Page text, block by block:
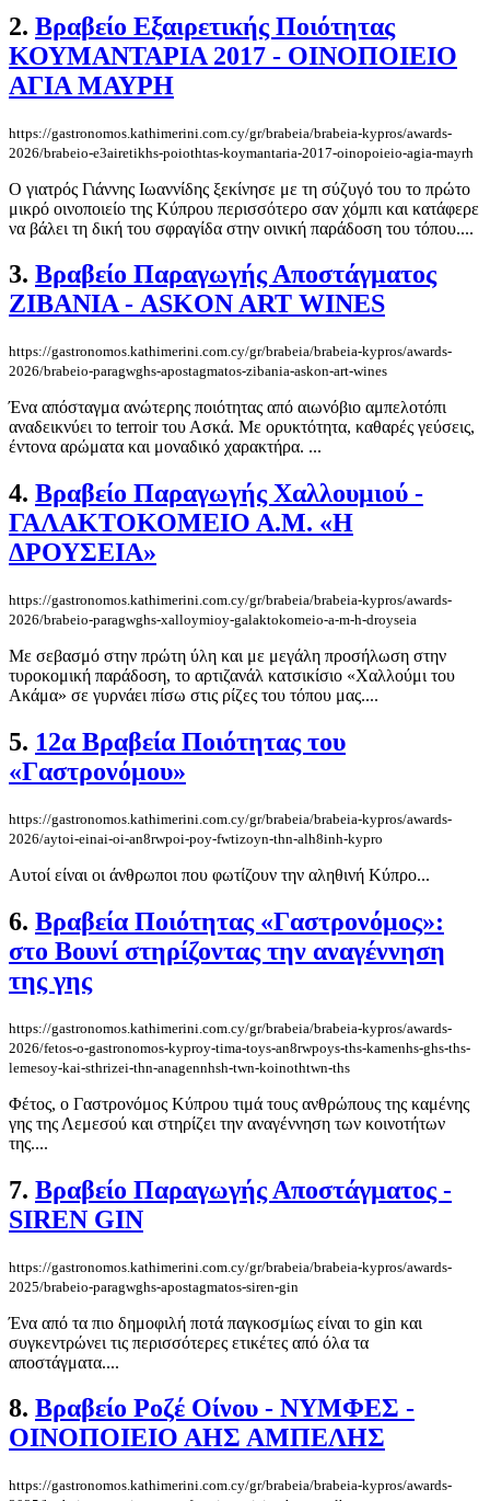
2. Βραβείο Εξαιρετικής Ποιότητας
ΚΟΥΜΑΝΤΑΡΙΑ 2017 - ΟΙΝΟΠΟΙΕΙΟ
ΑΓΙΑ ΜΑΥΡΗ
https://gastronomos.kathimerini.com.cy/gr/brabeia/brabeia-kypros/awards-
2026/brabeio-e3airetikhs-poiothtas-koymantaria-2017-oinopoieio-agia-mayrh
Ο γιατρός Γιάννης Ιωαννίδης ξεκίνησε με τη σύζυγό του το πρώτο
μικρό οινοποιείο της Κύπρου περισσότερο σαν χόμπι και κατάφερε
να βάλει τη δική του σφραγίδα στην οινική παράδοση του τόπου....
3. Βραβείο Παραγωγής Αποστάγματος
ΖΙΒΑΝΙΑ - ASKON ART WINES
https://gastronomos.kathimerini.com.cy/gr/brabeia/brabeia-kypros/awards-
2026/brabeio-paragwghs-apostagmatos-zibania-askon-art-wines
Ένα απόσταγμα ανώτερης ποιότητας από αιωνόβιο αμπελοτόπι
αναδεικνύει το terroir του Ασκά. Με ορυκτότητα, καθαρές γεύσεις,
έντονα αρώματα και μοναδικό χαρακτήρα. ...
4. Βραβείο Παραγωγής Χαλλουμιού -
ΓΑΛΑΚΤΟΚΟΜΕΙΟ Α.Μ. «Η
ΔΡΟΥΣΕΙΑ»
https://gastronomos.kathimerini.com.cy/gr/brabeia/brabeia-kypros/awards-
2026/brabeio-paragwghs-xalloymioy-galaktokomeio-a-m-h-droyseia
Με σεβασμό στην πρώτη ύλη και με μεγάλη προσήλωση στην
τυροκομική παράδοση, το αρτιζανάλ κατσικίσιο «Χαλλούμι του
Ακάμα» σε γυρνάει πίσω στις ρίζες του τόπου μας....
5. 12α Βραβεία Ποιότητας του
«Γαστρονόμου»
https://gastronomos.kathimerini.com.cy/gr/brabeia/brabeia-kypros/awards-
2026/aytoi-einai-oi-an8rwpoi-poy-fwtizoyn-thn-alh8inh-kypro
Αυτοί είναι οι άνθρωποι που φωτίζουν την αληθινή Κύπρο...
6. Βραβεία Ποιότητας «Γαστρονόμος»:
στο Βουνί στηρίζοντας την αναγέννηση
της γης
https://gastronomos.kathimerini.com.cy/gr/brabeia/brabeia-kypros/awards-
2026/fetos-o-gastronomos-kyproy-tima-toys-an8rwpoys-ths-kamenhs-ghs-ths-
lemesoy-kai-sthrizei-thn-anagennhsh-twn-koinothtwn-ths
Φέτος, ο Γαστρονόμος Κύπρου τιμά τους ανθρώπους της καμένης
γης της Λεμεσού και στηρίζει την αναγέννηση των κοινοτήτων
της....
7. Βραβείο Παραγωγής Αποστάγματος -
SIREN GIN
https://gastronomos.kathimerini.com.cy/gr/brabeia/brabeia-kypros/awards-
2025/brabeio-paragwghs-apostagmatos-siren-gin
Ένα από τα πιο δημοφιλή ποτά παγκοσμίως είναι το gin και
συγκεντρώνει τις περισσότερες ετικέτες από όλα τα
αποστάγματα....
8. Βραβείο Ροζέ Οίνου - ΝΥΜΦΕΣ -
ΟΙΝΟΠΟΙΕΙΟ ΑΗΣ ΑΜΠΕΛΗΣ
https://gastronomos.kathimerini.com.cy/gr/brabeia/brabeia-kypros/awards-